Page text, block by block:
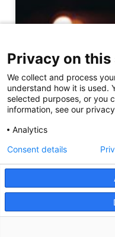
Privacy on this
We collect and process
understand how it is used.
selected purposes, or you
information, see our
Analytics
Consent details